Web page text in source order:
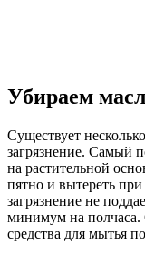
Убираем
Существует
загрязнение. Самый
на растительной
пятно и вытереть
загрязнение не
минимум на
средства для мытья